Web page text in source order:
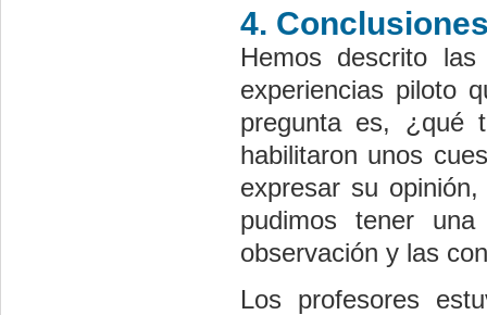
4.
Hemos descrito
experiencias piloto
pregunta es, ¿qué
habilitaron unos
expresar su
pudimos tener
observación y las
Los profesores